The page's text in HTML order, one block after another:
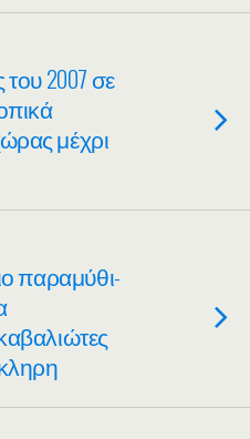
2007 σε
μέχρι
παραμύθι-